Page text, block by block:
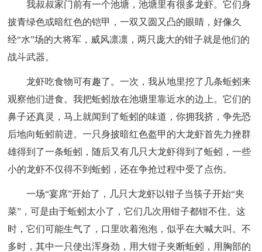
我叔叔家门前有一个池塘，池塘里有很多龙虾。它们身
披青绿色或暗红色的铠甲，一双又圆又凸的眼睛，好像久
经“水”场的大将军，威风凛凛，两只庞大的钳子就是他们的
战斗武器。
龙虾吃食物可有趣了。一次，我从地里挖了几条蚯蚓来
观察他们进食。我把蚯蚓放在池塘里靠近水的边上。它们的
鼻子还真灵，马上就闻到了蚯蚓的味道，你拥我挤，争先恐
后地向蚯蚓前进。一只身披暗红色盔甲的大龙虾首先力挫群
雄得到了一条蚯蚓，随后又有几只大龙虾得到了蚯蚓，一些
小的龙虾不仅得不到蚯蚓，还在争抢过程中受了点伤。
一场“宴席”开始了，几只大龙虾以钳子当筷子开始“夹
菜”，可是由于蚯蚓太小了，它们几次用钳子都钳不住。这
时，它们可能生气了，口里吹着泡泡，似乎在大喊大叫。不
多时，其中一只使出浑身劲，用大钳子夹断蚯蚓，用胸部的